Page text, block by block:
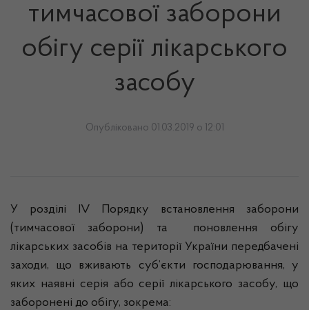
тимчасової заборони
обігу серії лікарського
засобу
Опубліковано 01.03.2019 о 12:01
У розділі IV
Порядку встановлення заборони
(тимчасової заборони) та поновлення обігу
лікарських засобів на території України передбачені
заходи, що вживають суб’єкти господарювання, у
яких наявні серія або серії лікарського засобу, що
заборонені до обігу, зокрема: